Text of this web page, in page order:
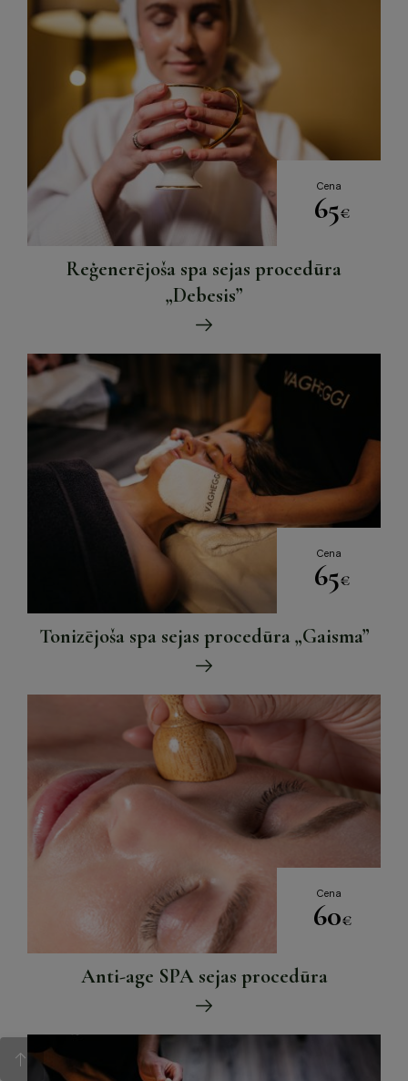
Cena
65€
Reģenerējoša spa sejas procedūra
„Debesis”
Cena
65€
Tonizējoša spa sejas procedūra „Gaisma”
Cena
60€
Anti-age SPA sejas procedūra